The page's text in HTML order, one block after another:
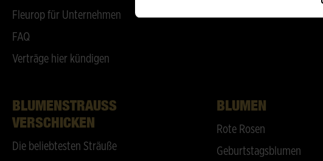
Fleurop für Unternehmen
FAQ
Verträge hier kündigen
BLUMENSTRAUSS V
ERSCHICKEN
Die beliebtesten Sträuße
BLUMEN
Rote Rosen
Geburtstagsblumen